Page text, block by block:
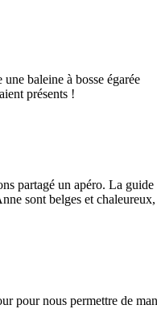
baleine à bosse égarée
présents !
partagé un apéro. La
sont belges et
pour nous permettre de